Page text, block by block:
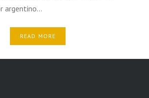
argentino…
READ MORE